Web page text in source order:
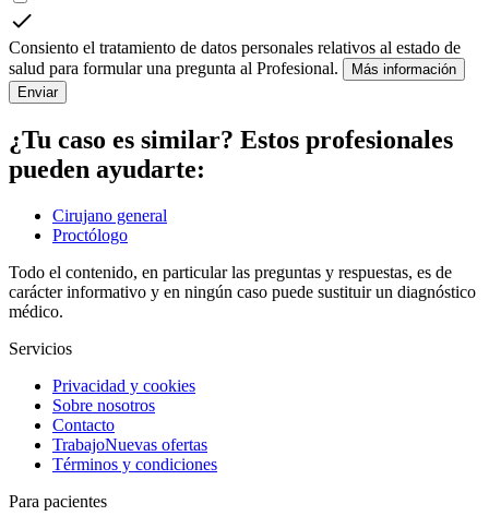
Consiento el tratamiento de datos personales relativos al estado de
salud para formular una pregunta al Profesional.
Más información
Enviar
¿Tu caso es similar? Estos profesionales
pueden ayudarte:
Cirujano general
Proctólogo
Todo el contenido, en particular las preguntas y respuestas, es de
carácter informativo y en ningún caso puede sustituir un diagnóstico
médico.
Servicios
Privacidad y cookies
Sobre nosotros
Contacto
TrabajoNuevas ofertas
Términos y condiciones
Para pacientes